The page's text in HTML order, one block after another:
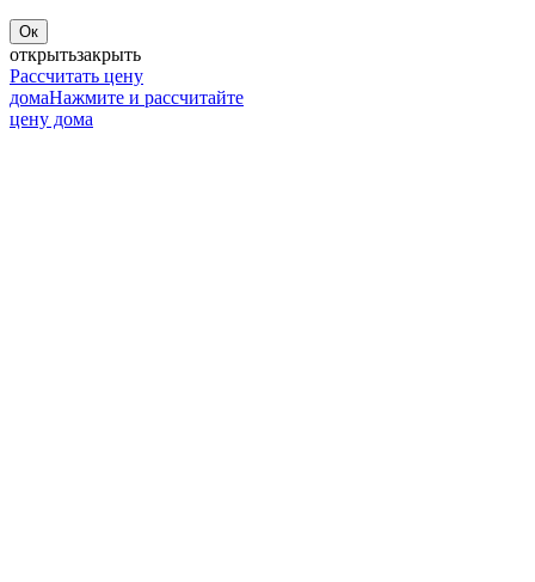
Ок
открытьзакрыть
Рассчитать цену
домаНажмите и рассчитайте
цену дома